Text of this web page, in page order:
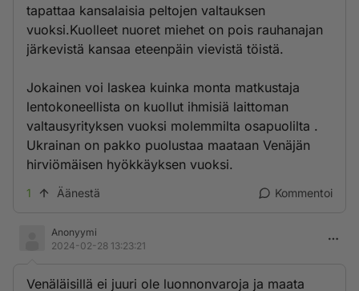
tapattaa kansalaisia peltojen valtauksen
vuoksi.Kuolleet nuoret miehet on pois rauhanajan
järkevistä kansaa eteenpäin vievistä töistä.
Jokainen voi laskea kuinka monta matkustaja
lentokoneellista on kuollut ihmisiä laittoman
valtausyrityksen vuoksi molemmilta osapuolilta .
Ukrainan on pakko puolustaa maataan Venäjän
hirviömäisen hyökkäyksen vuoksi.
1 Äänestä Kommentoi
Anonyymi
2024-02-28 13:23:21
Venäläisillä ei juuri ole luonnonvaroja ja maata